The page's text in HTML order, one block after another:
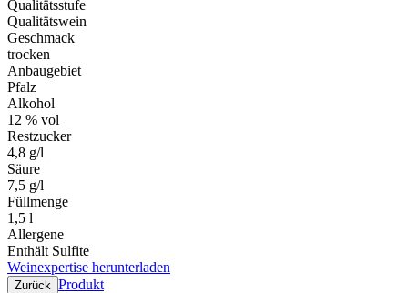
Qualitätsstufe
Qualitätswein
Geschmack
trocken
Anbaugebiet
Pfalz
Alkohol
12 % vol
Restzucker
4,8 g/l
Säure
7,5 g/l
Füllmenge
1,5 l
Allergene
Enthält Sulfite
Weinexpertise herunterladen
Zurück Produkt